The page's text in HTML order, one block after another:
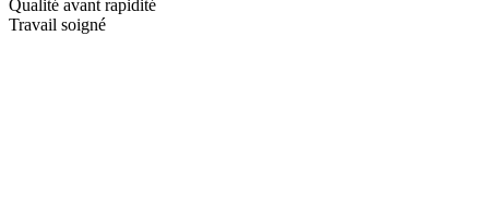
Qualité avant rapidité
Travail soigné